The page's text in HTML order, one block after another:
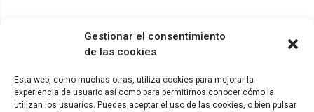
Gestionar el consentimiento
de las cookies
Esta web, como muchas otras, utiliza cookies para mejorar la
experiencia de usuario así como para permitirnos conocer cómo la
utilizan los usuarios. Puedes aceptar el uso de las cookies, o bien pulsar
© ADICAE - 2022